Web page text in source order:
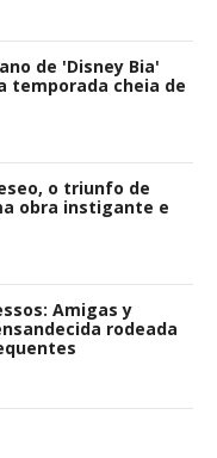
de 'Disney Bia'
temporada cheia de
o triunfo de
obra instigante e
Amigas y
rodeada